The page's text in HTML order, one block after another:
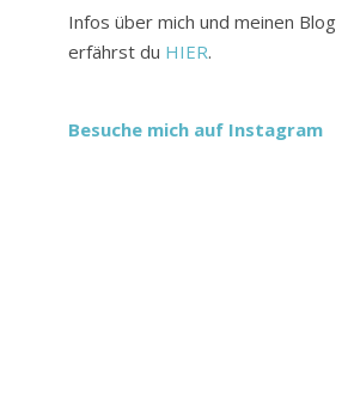
Infos über mich und meinen Blog
erfährst du HIER.
Besuche mich auf Instagram